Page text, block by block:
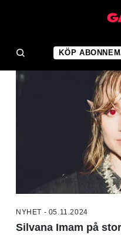
KÖP
NYHET - 05.11.2024
Silvana Imam på